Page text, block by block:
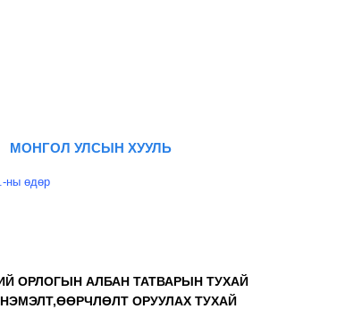
МОНГОЛ УЛСЫН ХУУЛЬ
ны өдөр
ОРЛОГЫН АЛБАН ТАТВАРЫН ТУХАЙ
ОРУУЛАХ ТУХАЙ